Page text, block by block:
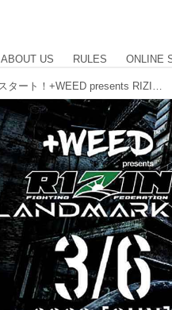
ABOUT US RULES ONLINE